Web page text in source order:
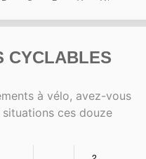
CYCLABLES
à vélo, avez-vous
ces douze